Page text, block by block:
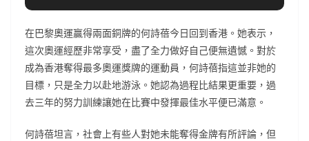
在巴黎奧運贏得兩面銅牌的何詩蓓今日回到香港。她表示，
這次奧運經歷非常享受，盡了全力做好自己便無遺憾。對於
成為香港奪得最多奧運獎牌的運動員，何詩蓓指這並非她的
目標，只是全力以赴地游泳。她認為過程比結果更重要，過
去三年的努力訓練讓她在比賽中發揮最佳水平便已滿意。
何詩蓓坦言，社會上有些人對她未能奪得金牌有所評論，但